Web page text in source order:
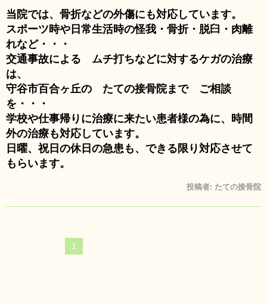
当院では、骨折などの外傷にも対応しています。
スポーツ時や日常生活時の怪我・骨折・脱臼・肉離
れなど・・・
交通事故による ムチ打ちなどに対するケガの治療
は、
守谷市百合ヶ丘の たての接骨院まで ご相談
を・・・
学校や仕事帰りに治療に来たい患者様の為に、時間
外の治療も対応しています。
日曜、祝日の休日の急患も、できる限り対応させて
もらいます。
投稿者: たての接骨院
1